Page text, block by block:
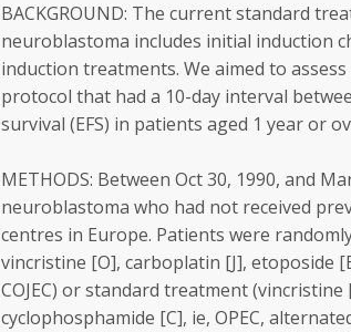
BACKGROUND: The current standard
neuroblastoma includes initial induction
induction treatments. We aimed to
protocol that had a 10-day interval
survival (EFS) in patients aged 1 year or
METHODS: Between Oct 30, 1990, and
neuroblastoma who had not received
centres in Europe. Patients were
vincristine [O], carboplatin [J], etoposide
COJEC) or standard treatment
cyclophosphamide [C], ie, OPEC,